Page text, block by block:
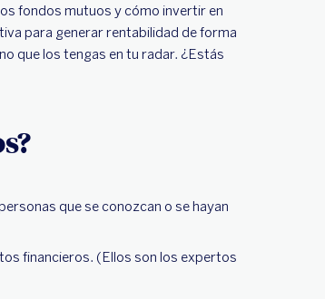
fondos mutuos y cómo invertir en
para generar rentabilidad de forma
que los tengas en tu radar. ¿Estás
que se conozcan o se hayan
financieros. (Ellos son los expertos